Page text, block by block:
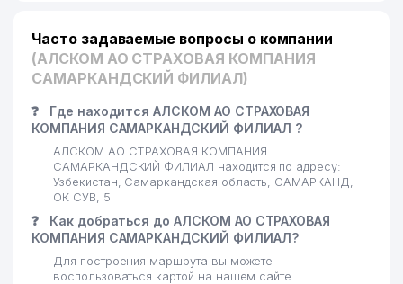
Часто задаваемые вопросы о компании
(АЛСКОМ АО СТРАХОВАЯ КОМПАНИЯ
САМАРКАНДСКИЙ ФИЛИАЛ)
❓
Где находится АЛСКОМ АО СТРАХОВАЯ
КОМПАНИЯ САМАРКАНДСКИЙ ФИЛИАЛ ?
АЛСКОМ АО СТРАХОВАЯ КОМПАНИЯ
САМАРКАНДСКИЙ ФИЛИАЛ находится по адресу:
Узбекистан, Самаркандская область, САМАРКАНД,
ОК СУВ, 5
❓
Как добраться до АЛСКОМ АО СТРАХОВАЯ
КОМПАНИЯ САМАРКАНДСКИЙ ФИЛИАЛ?
Для построения маршрута вы можете
воспользоваться картой на нашем сайте